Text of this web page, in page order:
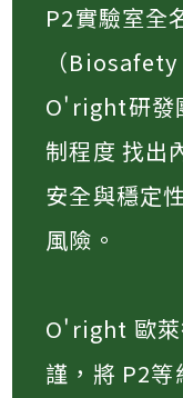
P2實驗室全
（
O'right研發
制程度 找出
安全與穩定
風險​。
O'right 歐萊
謹，將 P2